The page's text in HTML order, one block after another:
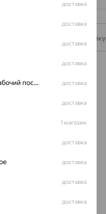
Подписаться на рассылку
г. Липецк
доставка
доставка
доставка
доставка
Ардатов (рабочий поселок) доставка
доставка
1 магазин
доставка
доставка
доставка
доставка